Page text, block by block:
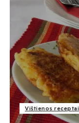
Vištienos receptai